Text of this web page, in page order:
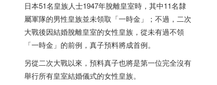
日本51名皇族人士1947年脫離皇室時，其中11名隸
屬軍隊的男性皇族並未領取「一時金」；不過，二次
大戰後因結婚脫離皇室的女性皇族，從未有過不領
「一時金」的前例，真子預料將成首例。
另從二次大戰以來，預料真子也將是第一位完全沒有
舉行所有皇室結婚儀式的女性皇族。